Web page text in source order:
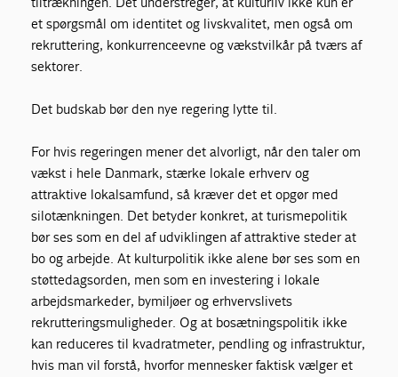
et spørgsmål om identitet og livskvalitet, men også om
rekruttering, konkurrenceevne og vækstvilkår på tværs af
sektorer.
Det budskab bør den nye regering lytte til.
For hvis regeringen mener det alvorligt, når den taler om
vækst i hele Danmark, stærke lokale erhverv og
attraktive lokalsamfund, så kræver det et opgør med
silotænkningen. Det betyder konkret, at turismepolitik
bør ses som en del af udviklingen af attraktive steder at
bo og arbejde. At kulturpolitik ikke alene bør ses som en
støttedagsorden, men som en investering i lokale
arbejdsmarkeder, bymiljøer og erhvervslivets
rekrutteringsmuligheder. Og at bosætningspolitik ikke
kan reduceres til kvadratmeter, pendling og infrastruktur,
hvis man vil forstå, hvorfor mennesker faktisk vælger et